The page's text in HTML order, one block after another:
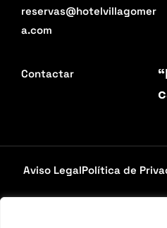
reservas@hotelvillagomer
a.com
Contactar
Aviso LegalPolítica de